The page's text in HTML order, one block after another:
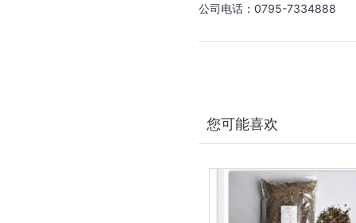
公司电话：0795-7334888
您可能喜欢